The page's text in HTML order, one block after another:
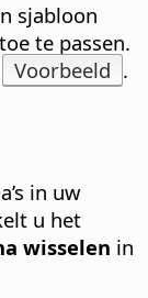
sjabloon
te passen.
Voorbeeld .
in uw
u het
wisselen in